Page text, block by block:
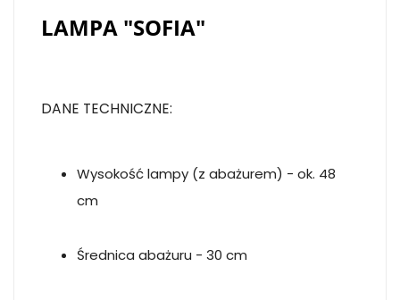
LAMPA "SOFIA"
DANE TECHNICZNE:
Wysokość lampy (z abażurem) - ok. 48
cm
Średnica abażuru - 30 cm